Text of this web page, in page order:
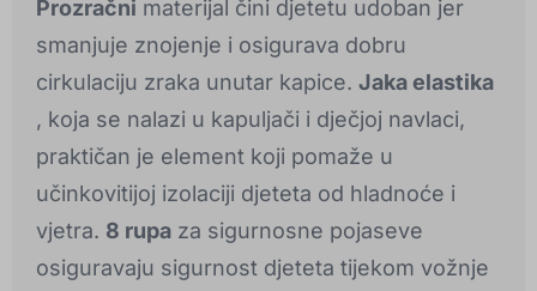
Prozračni materijal čini djetetu udoban jer
smanjuje znojenje i osigurava dobru
cirkulaciju zraka unutar kapice. Jaka elastika
, koja se nalazi u kapuljači i dječjoj navlaci,
praktičan je element koji pomaže u
učinkovitijoj izolaciji djeteta od hladnoće i
vjetra. 8 rupa za sigurnosne pojaseve
osiguravaju sigurnost djeteta tijekom vožnje